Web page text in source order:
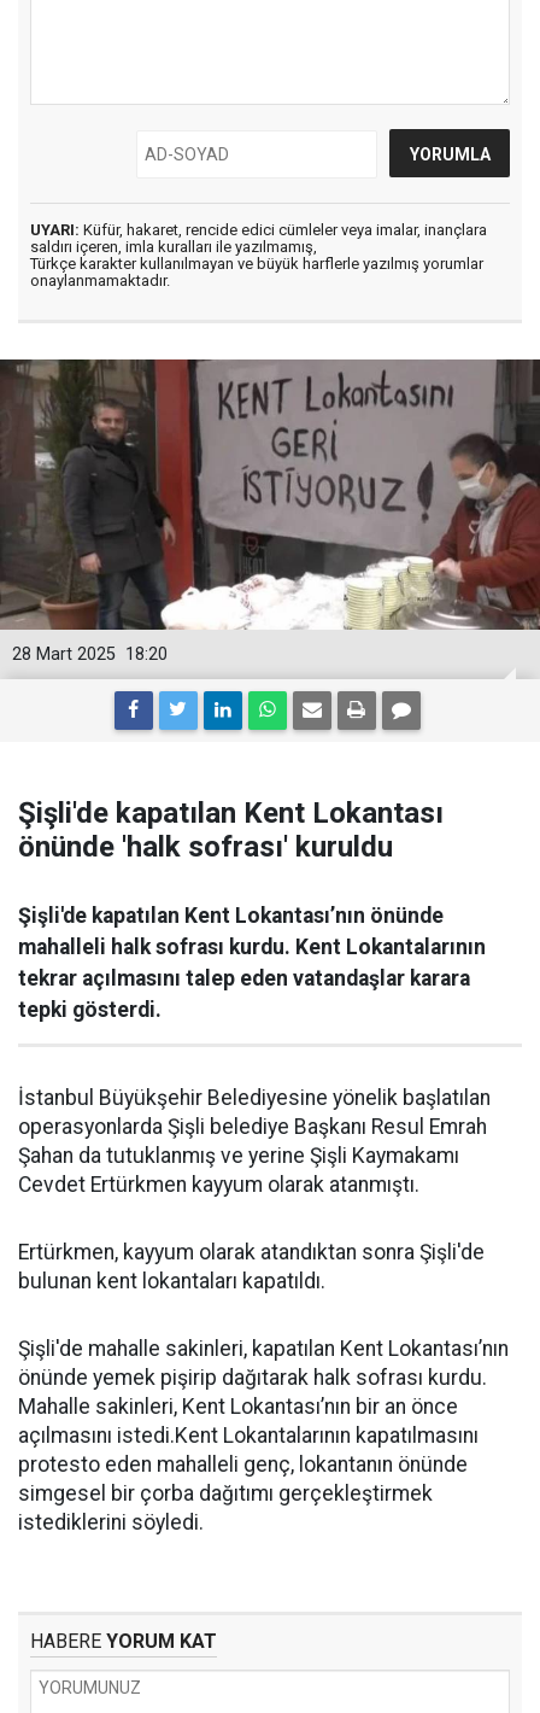
UYARI: Küfür, hakaret, rencide edici cümleler veya imalar, inançlara
saldırı içeren, imla kuralları ile yazılmamış,
Türkçe karakter kullanılmayan ve büyük harflerle yazılmış yorumlar
onaylanmamaktadır.
18:20
28 Mart 2025
Şişli'de kapatılan Kent Lokantası
önünde 'halk sofrası' kuruldu
Şişli'de kapatılan Kent Lokantası’nın önünde
mahalleli halk sofrası kurdu. Kent Lokantalarının
tekrar açılmasını talep eden vatandaşlar karara
tepki gösterdi.
İstanbul Büyükşehir Belediyesine yönelik başlatılan
operasyonlarda Şişli belediye Başkanı Resul Emrah
Şahan da tutuklanmış ve yerine Şişli Kaymakamı
Cevdet Ertürkmen kayyum olarak atanmıştı.
Ertürkmen, kayyum olarak atandıktan sonra Şişli'de
bulunan kent lokantaları kapatıldı.
Şişli'de mahalle sakinleri, kapatılan Kent Lokantası’nın
önünde yemek pişirip dağıtarak halk sofrası kurdu.
Mahalle sakinleri, Kent Lokantası’nın bir an önce
açılmasını istedi.Kent Lokantalarının kapatılmasını
protesto eden mahalleli genç, lokantanın önünde
simgesel bir çorba dağıtımı gerçekleştirmek
istediklerini söyledi.
HABERE YORUM KAT